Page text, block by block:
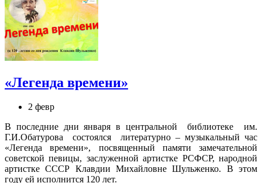
«Легенда времени»
2 февр
В последние дни января в центральной библиотеке им.
Г.И.Обатурова состоялся литературно – музыкальный час
«Легенда времени», посвященный памяти замечательной
советской певицы, заслуженной артистке РСФСР, народной
артистке СССР Клавдии Михайловне Шульженко. В этом
году ей исполнится 120 лет.